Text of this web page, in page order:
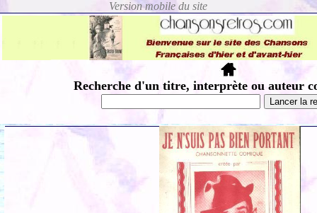
Recherche d'un titre, interprète ou auteur